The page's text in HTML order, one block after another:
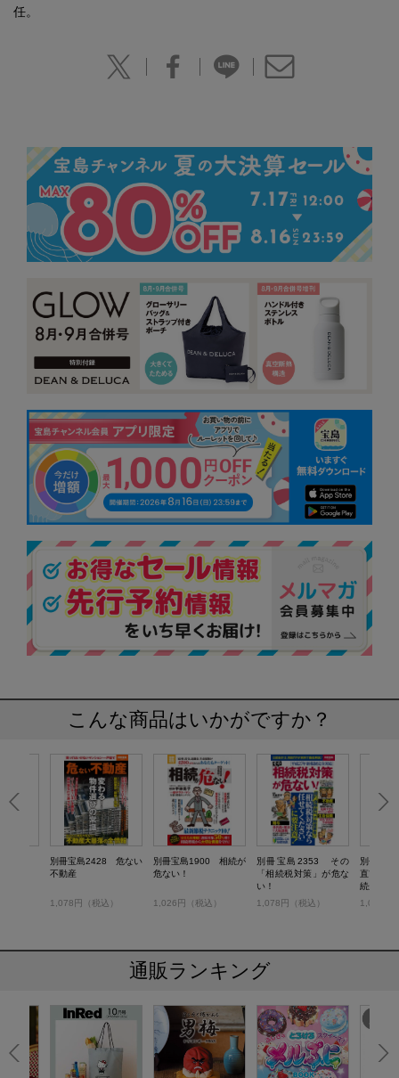
任。
こんな商品はいかがですか？
別冊宝島2428 危ない
不動産
1,078円（税込）
別冊宝島1900 相続が
危ない！
1,026円（税込）
別冊宝島2353 その
「相続税対策」が危な
い！
1,078円（税込）
別冊宝
直前対策
続が危な
1,078円
通販ランキング